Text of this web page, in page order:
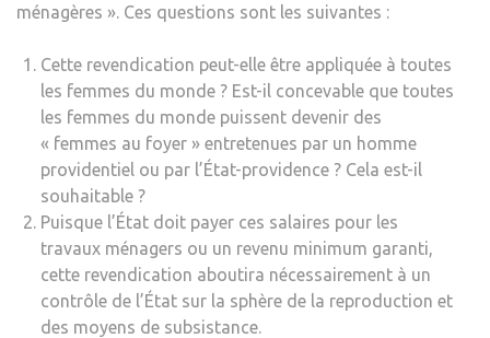
ménagères ». Ces questions sont les suivantes :
Cette revendication peut-elle être appliquée à toutes
les femmes du monde ? Est-il concevable que toutes
les femmes du monde puissent devenir des
« femmes au foyer » entretenues par un homme
providentiel ou par l’État-providence ? Cela est-il
souhaitable ?
Puisque l’État doit payer ces salaires pour les
travaux ménagers ou un revenu minimum garanti,
cette revendication aboutira nécessairement à un
contrôle de l’État sur la sphère de la reproduction et
des moyens de subsistance.